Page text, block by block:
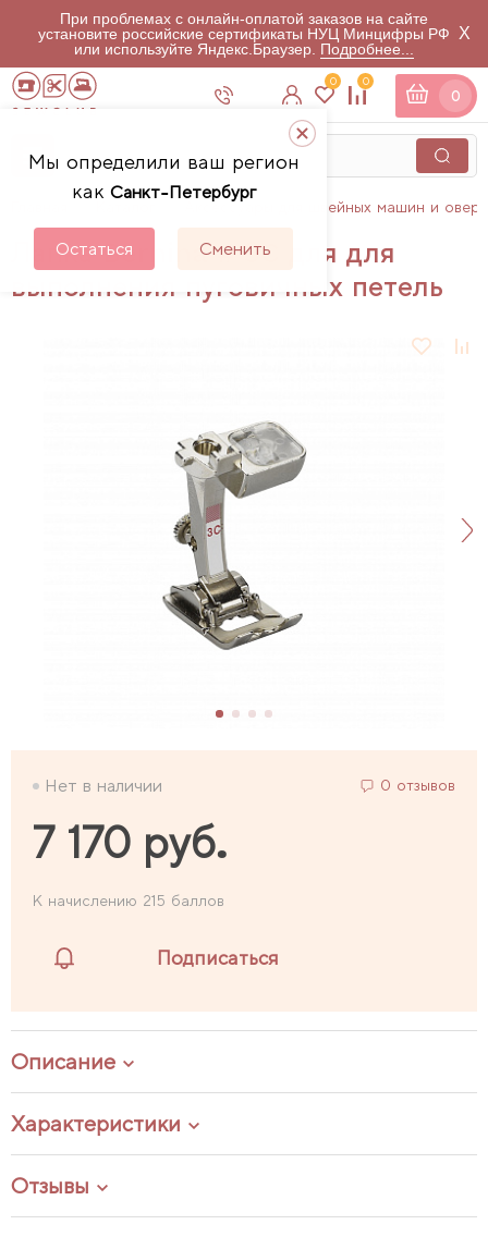
При проблемах с онлайн-оплатой заказов на сайте
установите российские сертификаты НУЦ Минцифры РФ
или используйте Яндекс.Браузер. Подробнее...
X
Мы определили ваш регион
как Санкт-Петербург
Остаться Сменить
0 0
0
Аксессуары для швейных машин и
Лапка Bernina # 3C для для
выполнения пуговичных петель
Нет в наличии 0 отзывов
7 170 руб.
К начислению 215 баллов
Подписаться
Описание
Характеристики
Отзывы